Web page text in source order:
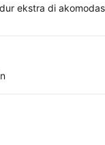
ekstra di